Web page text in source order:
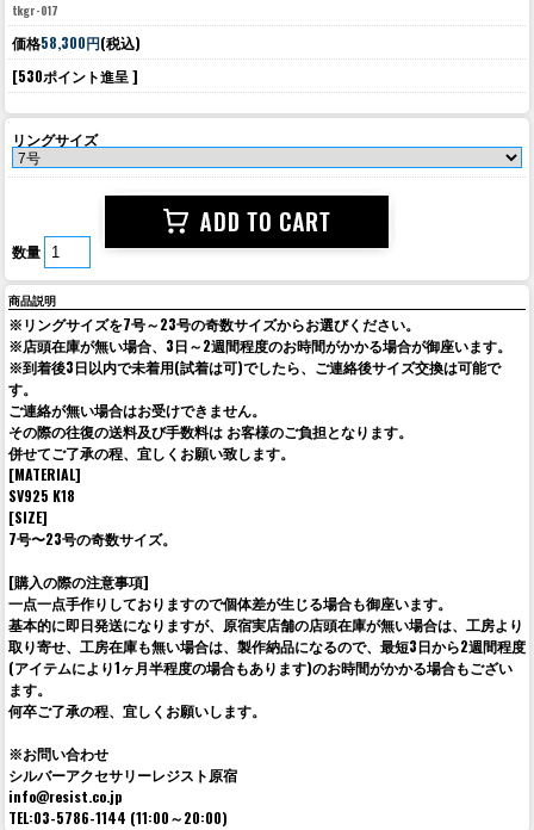
tkgr-017
価格58,300円(税込)
[530ポイント進呈 ]
リングサイズ
数量
商品説明
※リングサイズを7号～23号の奇数サイズからお選びください。
※店頭在庫が無い場合、3日～2週間程度のお時間がかかる場合が御座います。
※到着後3日以内で未着用(試着は可)でしたら、ご連絡後サイズ交換は可能で
す。
ご連絡が無い場合はお受けできません。
その際の往復の送料及び手数料は お客様のご負担となります。
併せてご了承の程、宜しくお願い致します。
[MATERIAL]
SV925 K18
[SIZE]
7号〜23号の奇数サイズ。
[購入の際の注意事項]
一点一点手作りしておりますので個体差が生じる場合も御座います。
基本的に即日発送になりますが、原宿実店舗の店頭在庫が無い場合は、工房より
取り寄せ、工房在庫も無い場合は、製作納品になるので、最短3日から2週間程度
(アイテムにより1ヶ月半程度の場合もあります)のお時間がかかる場合もござい
ます。
何卒ご了承の程、宜しくお願いします。
※お問い合わせ
シルバーアクセサリーレジスト原宿
info@resist.co.jp
TEL:03-5786-1144 (11:00～20:00)